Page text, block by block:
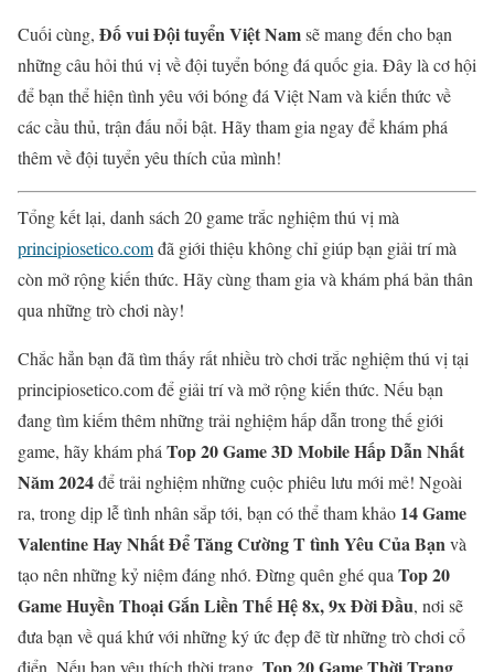
Cuối cùng, Đố vui Đội tuyển Việt Namsẽ mang đến cho bạn
những câu hỏi thú vị về đội tuyển bóng đá quốc gia. Đây là cơ hội
để bạn thể hiện tình yêu với bóng đá Việt Nam và kiến thức về
các cầu thủ, trận đấu nổi bật. Hãy tham gia ngay để khám phá
thêm về đội tuyển yêu thích của mình!
Tổng kết lại, danh sách 20 game trắc nghiệm thú vị mà
principiosetico.comđã giới thiệu không chỉ giúp bạn giải trí mà
còn mở rộng kiến thức. Hãy cùng tham gia và khám phá bản thân
qua những trò chơi này!
Chắc hẳn bạn đã tìm thấy rất nhiều trò chơi trắc nghiệm thú vị tại
principiosetico.com để giải trí và mở rộng kiến thức. Nếu bạn
đang tìm kiếm thêm những trải nghiệm hấp dẫn trong thế giới
game, hãy khám pháTop 20 Game 3D Mobile Hấp Dẫn Nhất
Năm 2024để trải nghiệm những cuộc phiêu lưu mới mẻ! Ngoài
ra, trong dịp lễ tình nhân sắp tới, bạn có thể tham khảo 14 Game
Valentine Hay Nhất Để Tăng Cường T tình Yêu Của Bạnvà
tạo nên những kỷ niệm đáng nhớ. Đừng quên ghé quaTop 20
Game Huyền Thoại Gắn Liền Thế Hệ 8x, 9x Đời Đầu, nơi sẽ
đưa bạn về quá khứ với những ký ức đẹp đẽ từ những trò chơi cổ